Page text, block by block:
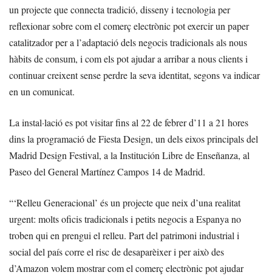
un projecte que connecta tradició, disseny i tecnologia per
reflexionar sobre com el comerç electrònic pot exercir un paper
catalitzador per a l’adaptació dels negocis tradicionals als nous
hàbits de consum, i com els pot ajudar a arribar a nous clients i
continuar creixent sense perdre la seva identitat, segons va indicar
en un comunicat.
La instal·lació es pot visitar fins al 22 de febrer d’11 a 21 hores
dins la programació de Fiesta Design, un dels eixos principals del
Madrid Design Festival, a la Institución Libre de Enseñanza, al
Paseo del General Martínez Campos 14 de Madrid.
“‘Relleu Generacional’ és un projecte que neix d’una realitat
urgent: molts oficis tradicionals i petits negocis a Espanya no
troben qui en prengui el relleu. Part del patrimoni industrial i
social del país corre el risc de desaparèixer i per això des
d’Amazon volem mostrar com el comerç electrònic pot ajudar